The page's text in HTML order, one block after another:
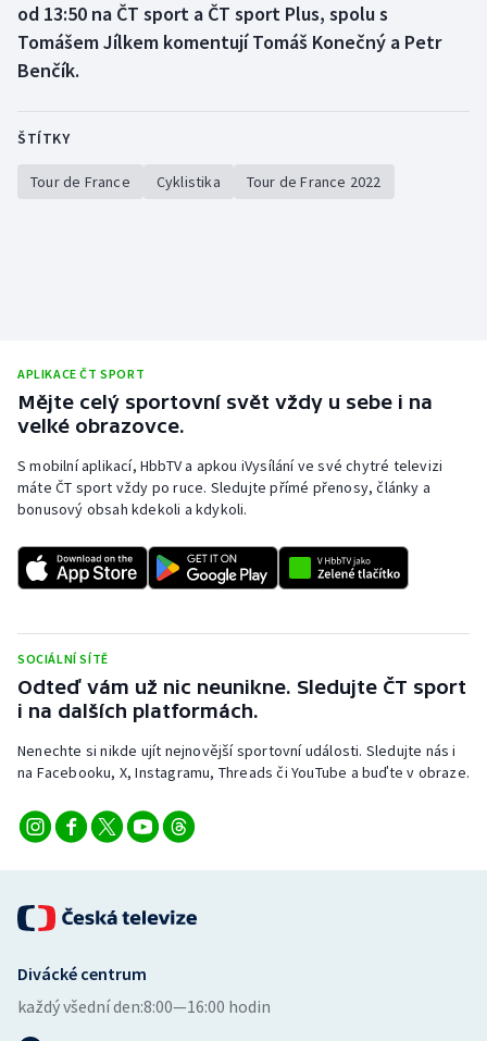
Rychlobruslení
Rychlostní kanoistika
Short track
Sportovní střelba
Vodní slalom
Ostatní
od 13:50 na ČT sport a ČT sport Plus, spolu s
Tomášem Jílkem komentují Tomáš Konečný a Petr
Benčík.
ŠTÍTKY
Tour de France Cyklistika Tour de France 2022
APLIKACE ČT SPORT
Mějte celý sportovní svět vždy u sebe i na
velké obrazovce.
S mobilní aplikací, HbbTV a apkou iVysílání ve své chytré televizi
máte ČT sport vždy po ruce. Sledujte přímé přenosy, články a
bonusový obsah kdekoli a kdykoli.
SOCIÁLNÍ SÍTĚ
Odteď vám už nic neunikne. Sledujte ČT sport
i na dalších platformách.
Nenechte si nikde ujít nejnovější sportovní události. Sledujte nás i
na Facebooku, X, Instagramu, Threads či YouTube a buďte v obraze.
Divácké centrum
každý všední den:8:00—16:00 hodin